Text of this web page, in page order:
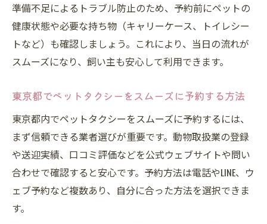
準備不足によるトラブル防止のため、予約前にペットの
健康状態や必要な持ち物（キャリーケース、トイレシー
トなど）も確認しましょう。これにより、当日の流れが
スムーズになり、飼い主も安心して利用できます。
東京都でペットタクシーをスムーズに予約する方法
東京都内でペットタクシーをスムーズに予約するには、
まず信頼できる業者選びが重要です。動物取扱業の登録
や送迎実績、口コミ評価などを公式ウェブサイトや問い
合わせで確認すると安心です。予約方法は電話やLINE、ウ
ェブ予約など複数あり、自分に合った方法を選択できま
す。